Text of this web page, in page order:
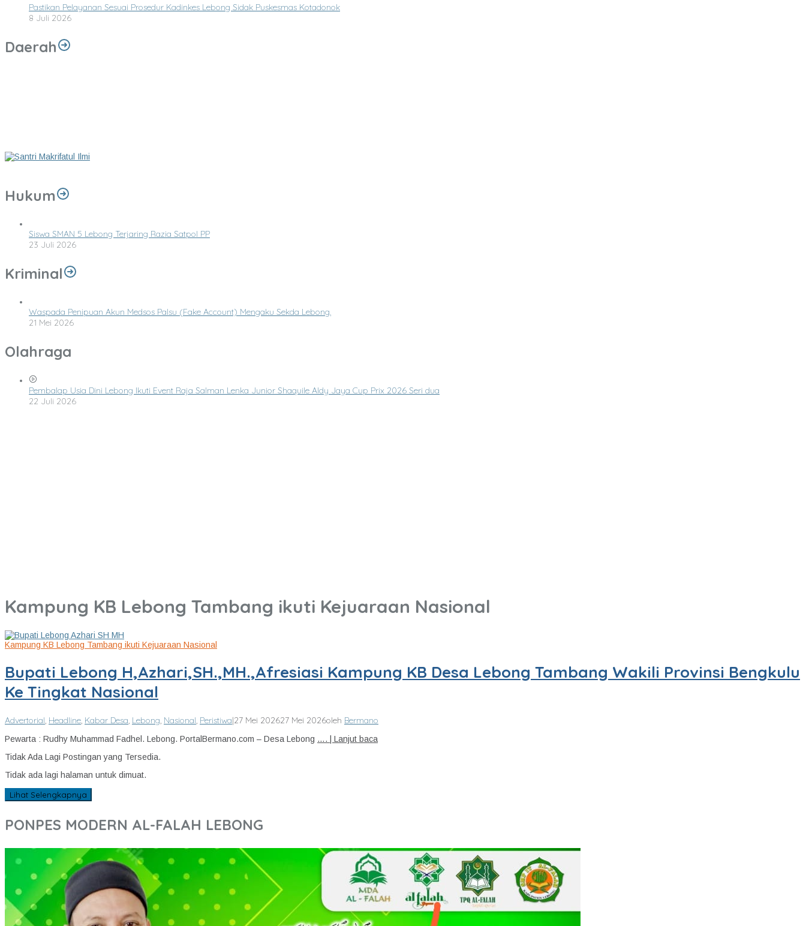
Pastikan Pelayanan Sesuai Prosedur Kadinkes Lebong Sidak Puskesmas Kotadonok
8 Juli 2026
Daerah
Hukum
Siswa SMAN 5 Lebong Terjaring Razia Satpol PP
23 Juli 2026
Kriminal
Waspada Penipuan Akun Medsos Palsu (Fake Account) Mengaku Sekda Lebong.
21 Mei 2026
Olahraga
Pembalap Usia Dini Lebong Ikuti Event Raja Salman Lenka Junior Shaquile Aldy Jaya Cup Prix 2026 Seri dua
22 Juli 2026
Kampung KB Lebong Tambang ikuti Kejuaraan Nasional
Kampung KB Lebong Tambang ikuti Kejuaraan Nasional
Bupati Lebong H,Azhari,SH.,MH.,Afresiasi Kampung KB Desa Lebong Tambang Wakili Provinsi Bengkulu
Ke Tingkat Nasional
Advertorial, Headline, Kabar Desa, Lebong, Nasional, Peristiwa|27 Mei 202627 Mei 2026oleh Bermano
Pewarta : Rudhy Muhammad Fadhel. Lebong. PortalBermano.com – Desa Lebong …. | Lanjut baca
Tidak Ada Lagi Postingan yang Tersedia.
Tidak ada lagi halaman untuk dimuat.
Lihat Selengkapnya
PONPES MODERN AL-FALAH LEBONG